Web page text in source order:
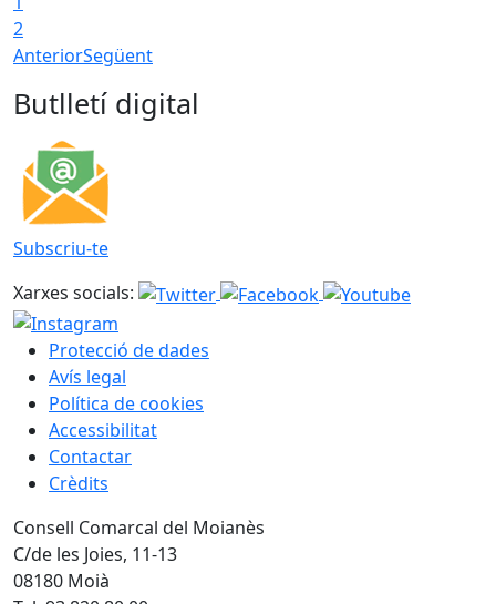
2
AnteriorSegüent
Butlletí digital
Subscriu-te
Xarxes socials:
Protecció de dades
Avís legal
Política de cookies
Accessibilitat
Contactar
Crèdits
Consell Comarcal del Moianès
C/de les Joies, 11-13
08180 Moià